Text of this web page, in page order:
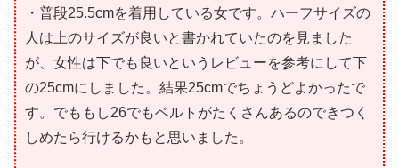
・普段25.5cmを着用している女です。ハーフサイズの
人は上のサイズが良いと書かれていたのを見ました
が、女性は下でも良いというレビューを参考にして下
の25cmにしました。結果25cmでちょうどよかったで
す。でももし26でもベルトがたくさんあるのできつく
しめたら行けるかもと思いました。